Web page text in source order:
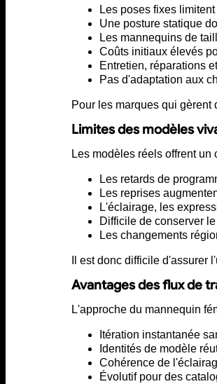
Les poses fixes
Une posture statique
Les mannequins de
Coûts initiaux élevés
Entretien, réparations
Pas d'adaptation aux
Pour les marques qui
Limites des modèles
Les modèles réels offrent
Les retards de
Les reprises
L'éclairage, les
Difficile de conserver
Les changements
Il est donc difficile
Avantages des flux de
L'approche du mannequin
Itération instantanée
Identités de modèle
Cohérence de
Évolutif pour des